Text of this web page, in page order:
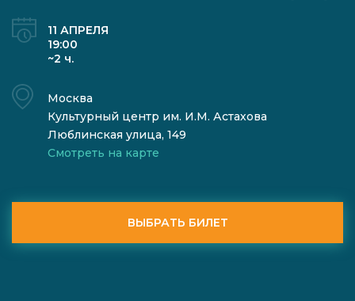
11 АПРЕЛЯ
19:00
~2 ч.
Москва
Культурный центр им. И.М. Астахова
Люблинская улица, 149
Смотреть на карте
ВЫБРАТЬ БИЛЕТ